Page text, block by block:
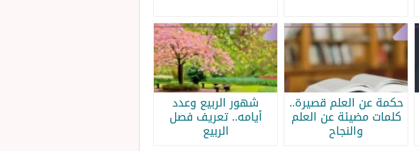
حكمة عن العلم قصيرة..
كلمات مضيئة عن العلم
والنجاح
شهور الربيع وعدد
أيامه.. تعريف فصل
الربيع